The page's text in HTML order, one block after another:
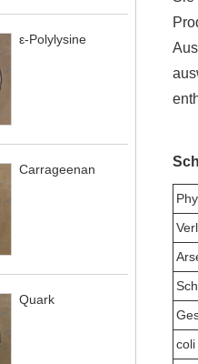
ε-Polylysine
Carrageenan
Quark
coli